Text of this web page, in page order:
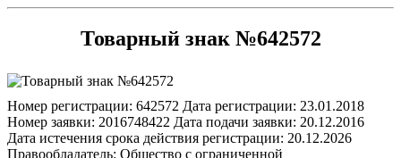
Товарный знак №642572
Номер регистрации: 642572 Дата регистрации: 23.01.2018
Номер заявки: 2016748422 Дата подачи заявки: 20.12.2016
Дата истечения срока действия регистрации: 20.12.2026
Правообладатель: Общество с ограниченной